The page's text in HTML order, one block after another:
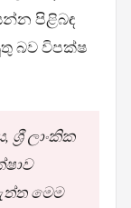
පිළිබඳ
බව විපක්ෂ
ලාංකික
මෙම